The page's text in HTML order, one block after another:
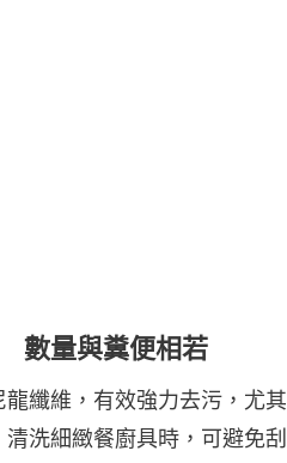
數量與糞便相若
纖維，有效強力去污，尤其
洗細緻餐廚具時，可避免刮